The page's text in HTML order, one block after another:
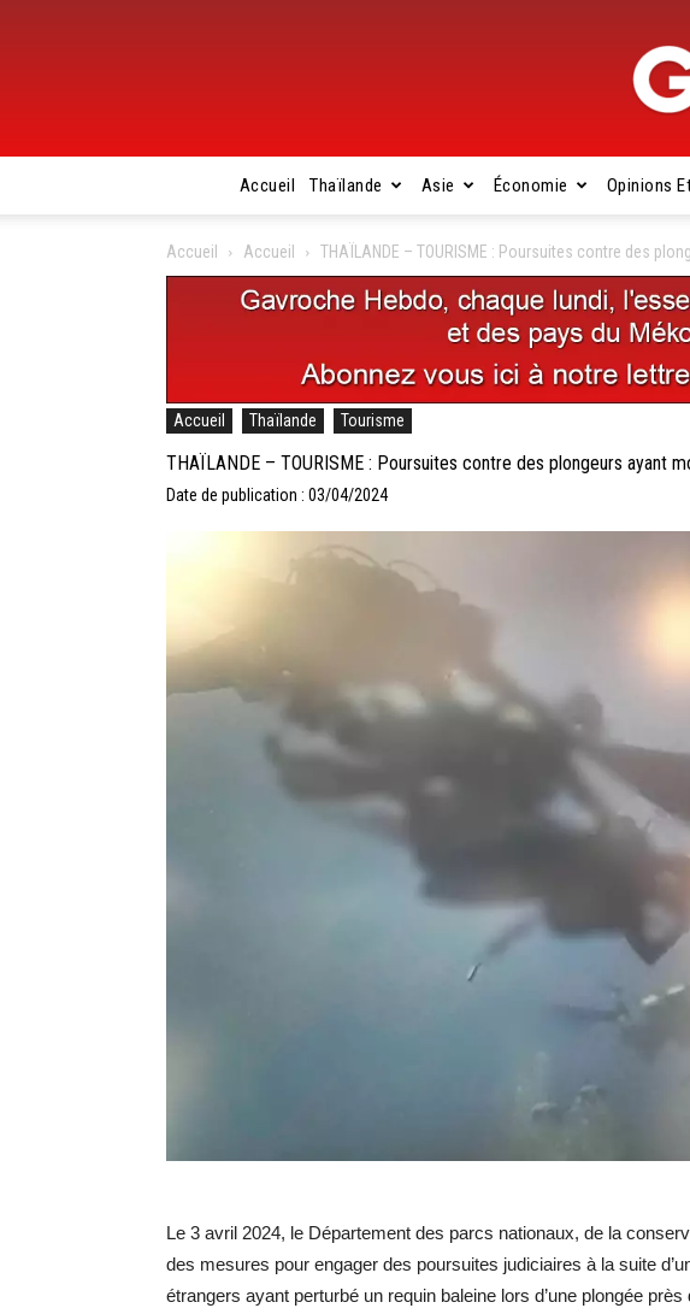
Accueil Thaïlande Asie Économie Opinions
Accueil Accueil THAÏLANDE – TOURISME : Poursuites contre des
Accueil Thaïlande Tourisme
THAÏLANDE – TOURISME : Poursuites contre des plongeurs ayant
Date de publication : 03/04/2024
Le 3 avril 2024, le Département des parcs nationaux, de la
des mesures pour engager des poursuites judiciaires à la suite
étrangers ayant perturbé un requin baleine lors d’une plongée